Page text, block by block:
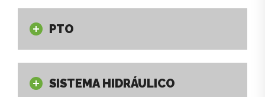
PTO
SISTEMA HIDRÁULICO